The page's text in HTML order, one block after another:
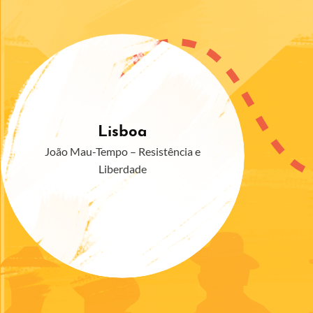
Lisboa
João Mau-Tempo – Resistência e
Liberdade
4
Pontos a visitar